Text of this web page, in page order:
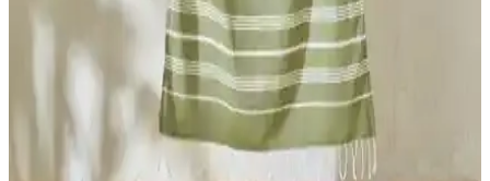
Bu makalede, Bella Maison %100 Pamuk Alora peştamal ve
Madame Coco Arlette plaj havlusunun özellikleri, kullanıcı
yorumları ve avantajları detaylı incelenerek karşılaştırıldı.
Ephemeris Ponpon Peştamal ve Esmen Bornoz
Karşılaştırması: Özellikler ve Kullanıcı Yorumları
İki yüksek kaliteli bornoz modeli olan Ephemeris Ponpon ve